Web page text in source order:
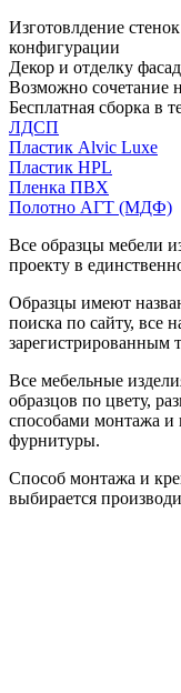
Изготовлдение
конфигурации
Декор и отделку
Возможно сочетание
Бесплатная сборка в
ЛДСП
Пластик Alvic Luxe
Пластик HPL
Пленка ПВХ
Полотно АГТ (МДФ)
Все образцы мебели
проекту в
Образцы имеют
поиска по сайту, все
зарегистрированным
Все мебельные
образцов по цвету,
способами монтажа
фурнитуры.
Способ монтажа и
выбирается